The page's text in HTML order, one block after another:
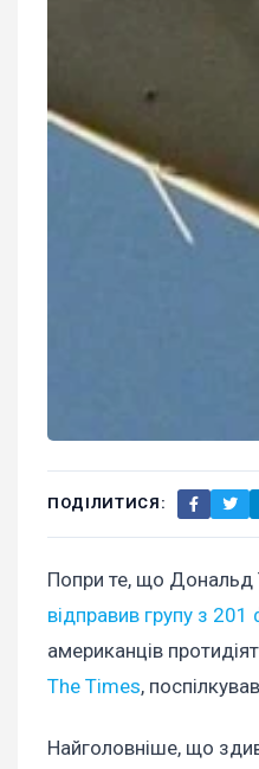
ПОДІЛИТИСЯ:
Попри те, що Дональд
відправив групу з 201
американців
The Times,
Найголовніше, що